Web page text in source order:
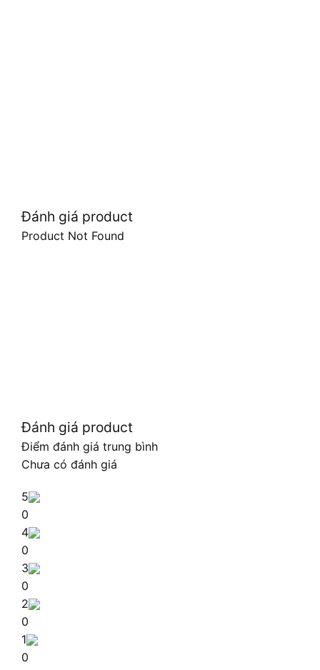
Đánh giá product
Product Not Found
Đánh giá product
Điểm đánh giá trung bình
Chưa có đánh giá
5
0
4
0
3
0
2
0
1
0